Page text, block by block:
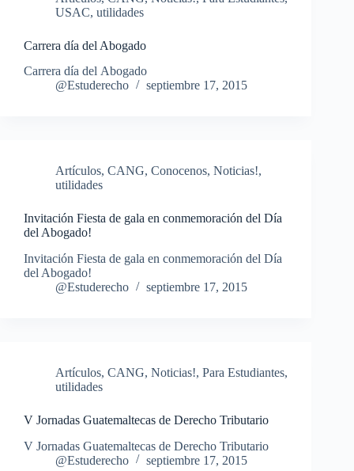
USAC, utilidades
Carrera día del Abogado
Carrera día del Abogado
@Estuderecho
septiembre 17, 2015
Artículos, CANG, Conocenos, Noticias!,
utilidades
Invitación Fiesta de gala en conmemoración del Día
del Abogado!
Invitación Fiesta de gala en conmemoración del Día
del Abogado!
@Estuderecho
septiembre 17, 2015
Artículos, CANG, Noticias!, Para Estudiantes,
utilidades
V Jornadas Guatemaltecas de Derecho Tributario
V Jornadas Guatemaltecas de Derecho Tributario
@Estuderecho
septiembre 17, 2015